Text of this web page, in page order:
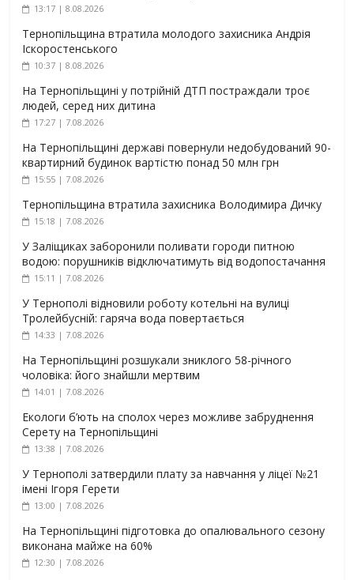
13:17 | 8.08.2026
Тернопільщина втратила молодого захисника Андрія
Іскоростенського
10:37 | 8.08.2026
На Тернопільщині у потрійній ДТП постраждали троє
людей, серед них дитина
17:27 | 7.08.2026
На Тернопільщині державі повернули недобудований 90-
квартирний будинок вартістю понад 50 млн грн
15:55 | 7.08.2026
Тернопільщина втратила захисника Володимира Дичку
15:18 | 7.08.2026
У Заліщиках заборонили поливати городи питною
водою: порушників відключатимуть від водопостачання
15:11 | 7.08.2026
У Тернополі відновили роботу котельні на вулиці
Тролейбусній: гаряча вода повертається
14:33 | 7.08.2026
На Тернопільщині розшукали зниклого 58-річного
чоловіка: його знайшли мертвим
14:01 | 7.08.2026
Екологи б’ють на сполох через можливе забруднення
Серету на Тернопільщині
13:38 | 7.08.2026
У Тернополі затвердили плату за навчання у ліцеї №21
імені Ігоря Герети
13:00 | 7.08.2026
На Тернопільщині підготовка до опалювального сезону
виконана майже на 60%
12:30 | 7.08.2026